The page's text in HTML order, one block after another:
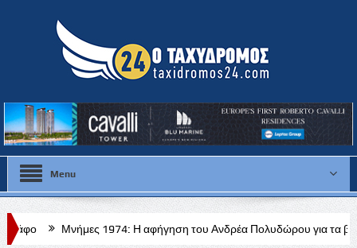
Menu
1974: Η αφήγηση του Ανδρέα Πολυδώρου για τα βασανιστήρια και